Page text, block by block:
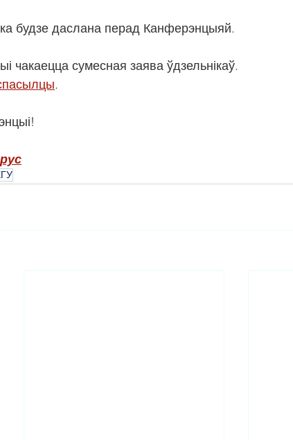
будзе даслана перад Канферэнцыяй.
чакаецца сумесная заява ўдзельнікаў.
.
рус